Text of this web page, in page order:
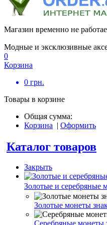
Магазин временно не
Модные и эксклюзивные
0
Корзина
0 грн.
Товары в корзине
Общая сумма:
Корзина | Оформить
Каталог товаров
Закрыть
Золотые и серебряные
Золотые монеты
Серебряные монеты